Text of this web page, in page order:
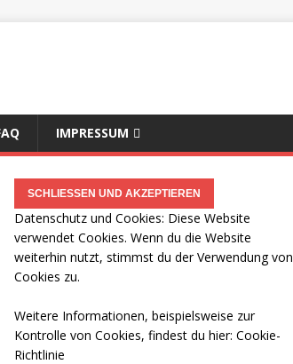
IMPRESSUM
Datenschutz und Cookies: Diese Website
verwendet Cookies. Wenn du die Website
weiterhin nutzt, stimmst du der Verwendung von
Cookies zu.
Weitere Informationen, beispielsweise zur
Kontrolle von Cookies, findest du hier: Cookie-
Richtlinie